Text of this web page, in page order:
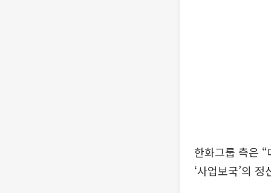
한화그룹 측은
‘사업보국’의